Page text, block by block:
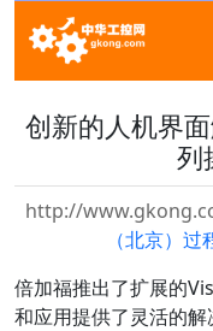
创新的人机界
列
http://
（北京）
倍加福推出了扩展的
和应用提供了灵活的